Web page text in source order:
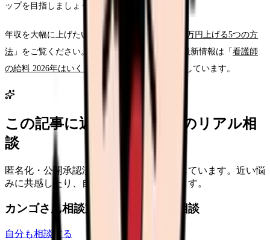
ップを目指しましょう。
年収を大幅に上げたい方は「
看護師の年収を100万円上げる5つの方
法 」をご覧ください。2026年の給料引き上げの最新情報は「 看護師
の給料 2026年はいくら上がる？
」で詳しく解説しています。
この記事に近い看護師さんのリアル相
談
匿名化・公開承認済みの本音だけを表示しています。近い悩
みに共感したり、自分の状況を投稿できます。
カンゴさん相談室から共有された相談
自分も相談する